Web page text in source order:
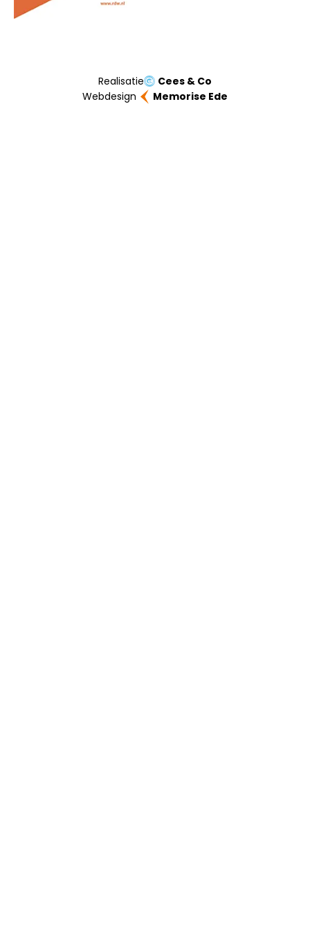
Realisatie
Cees & Co
Webdesign
Memorise Ede